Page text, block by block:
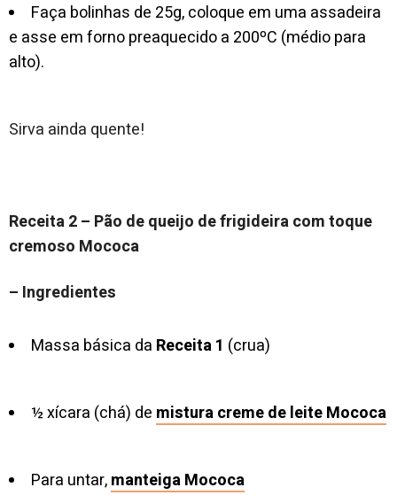
Faça bolinhas de 25g, coloque em uma assadeira
e asse em forno preaquecido a 200ºC (médio para
alto).
Sirva ainda quente!
Receita 2 – Pão de queijo de frigideira com toque
cremoso Mococa
– Ingredientes
Massa básica da Receita 1 (crua)
½ xícara (chá) de mistura creme de leite Mococa
Para untar,manteiga Mococa